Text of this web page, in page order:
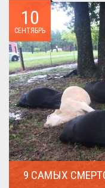
10
СЕНТЯБРЬ
9 САМЫХ